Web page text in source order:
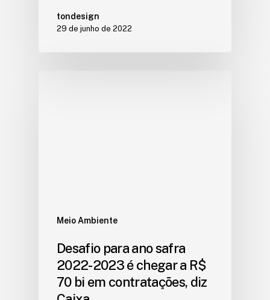
tondesign
29 de junho de 2022
Meio Ambiente
Desafio para ano safra
2022-2023 é chegar a R$
70 bi em contratações, diz